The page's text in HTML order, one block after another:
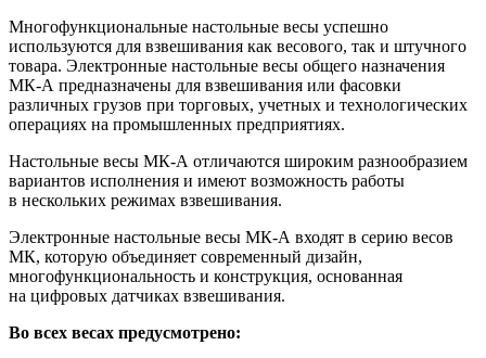
Многофункциональные настольные весы успешно
используются для взвешивания как весового, так и штучного
товара. Электронные настольные весы общего назначения
МК-А предназначены для взвешивания или фасовки
различных грузов при торговых, учетных и технологических
операциях на промышленных предприятиях.
Настольные весы МК-А отличаются широким разнообразием
вариантов исполнения и имеют возможность работы
в нескольких режимах взвешивания.
Электронные настольные весы МК-А входят в серию весов
МК, которую объединяет современный дизайн,
многофункциональность и конструкция, основанная
на цифровых датчиках взвешивания.
Во всех весах предусмотрено: